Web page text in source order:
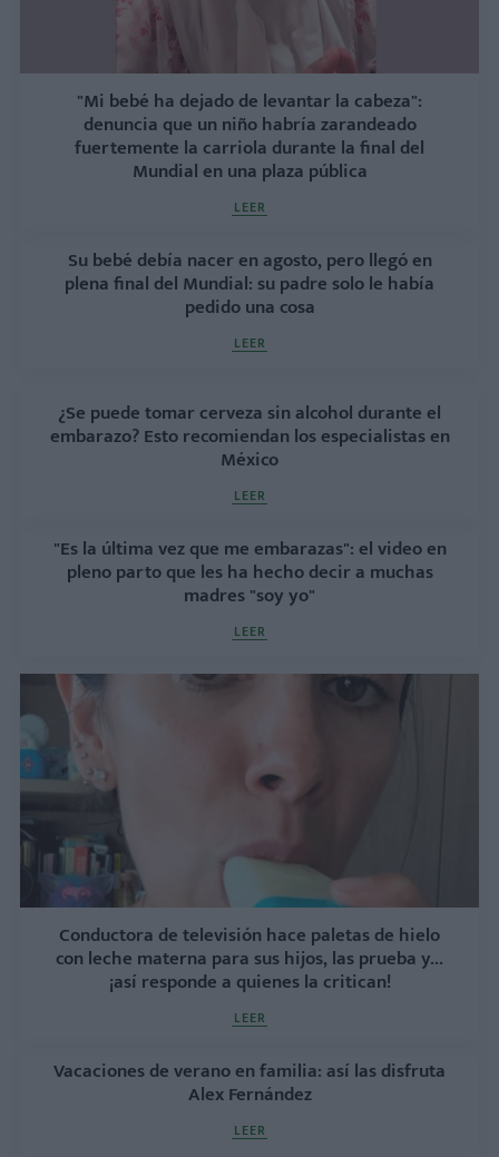
"Mi bebé ha dejado de levantar la cabeza":
denuncia que un niño habría zarandeado
fuertemente la carriola durante la final del
Mundial en una plaza pública
LEER
Su bebé debía nacer en agosto, pero llegó en
plena final del Mundial: su padre solo le había
pedido una cosa
LEER
¿Se puede tomar cerveza sin alcohol durante el
embarazo? Esto recomiendan los especialistas en
México
LEER
"Es la última vez que me embarazas": el video en
pleno parto que les ha hecho decir a muchas
madres "soy yo"
LEER
Conductora de televisión hace paletas de hielo
con leche materna para sus hijos, las prueba y...
¡así responde a quienes la critican!
LEER
Vacaciones de verano en familia: así las disfruta
Alex Fernández
LEER